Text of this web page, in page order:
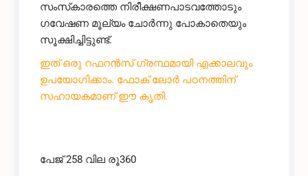
സംസ്‌കാരത്തെ നിരീക്ഷണപാടവത്തോടും
ഗവേഷണ മൂല്യം ചോർന്നു പോകാതെയും
സൂക്ഷിച്ചിട്ടുണ്ട്.
ഇത് ഒരു റഫറൻസ് ഗ്രന്ഥമായി എക്കാലവും
ഉപയോഗിക്കാം. ഫോക് ലോർ പഠനത്തിന്
സഹായകമാണ് ഈ കൃതി.
പേജ് 258 വില രൂ360